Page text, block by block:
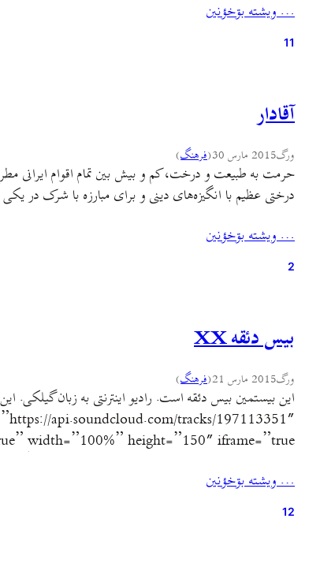
… ويشته بۊخؤنين
11
آقادار
ورگ2015 مارس 30 (فرهنگ)
حرمت به طبیعت و درخت، کم و بیش بین تمام اقوام
درختی عظیم با انگیزه‌های دینی و برای مبارزه با شرک در
… ويشته بۊخؤنين
2
بیس دئقه XX
ورگ2015 مارس 21 (فرهنگ)
api.soundcloud.com/tracks/197113351″
… ويشته بۊخؤنين
12